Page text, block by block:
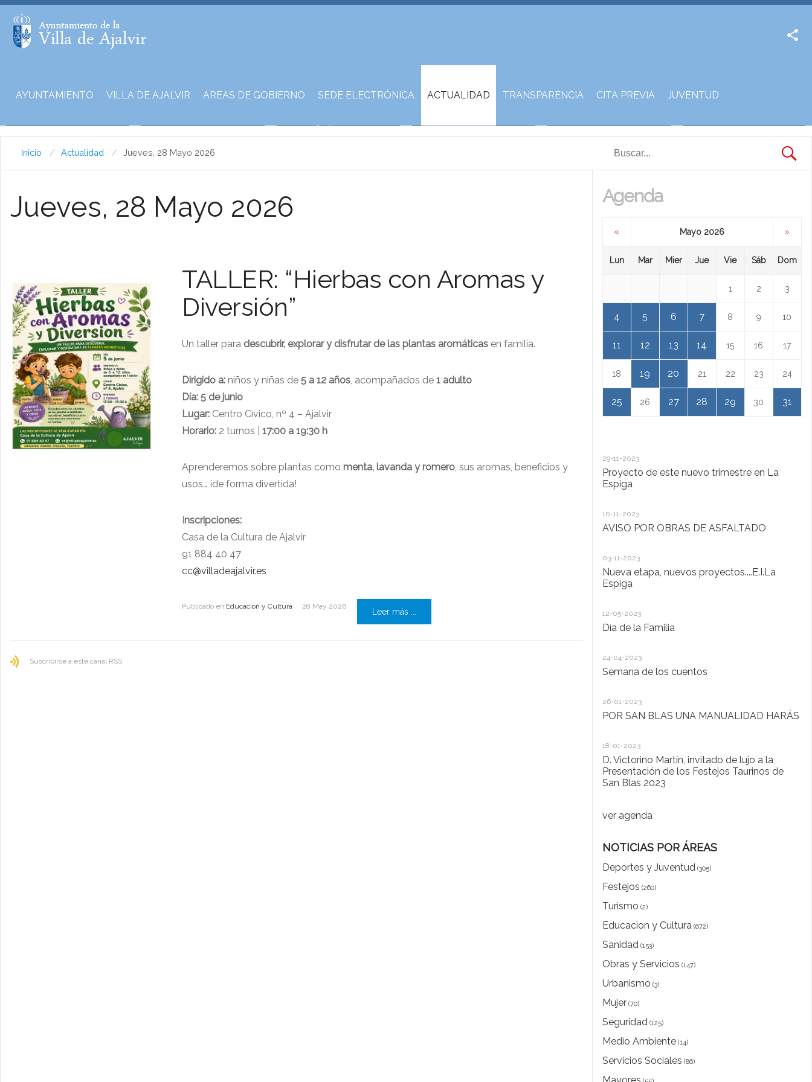
AYUNTAMIENTO VILLA DE AJALVIR AREAS DE GOBIERNO SEDE ELECTRÓNICA ACTUALIDAD TRANSPARENCIA CITA PREVIA JUVENTUD
Inicio Actualidad Jueves, 28 Mayo 2026
Jueves, 28 Mayo 2026
TALLER: “Hierbas con Aromas y
Diversión”
Un taller para descubrir, explorar y disfrutar de las plantas aromáticas en familia.
Dirigido a: niños y niñas de5 a 12 años, acompañados de1 adulto
Día: 5 de junio
Lugar: Centro Cívico, nº 4 – Ajalvir
Horario: 2 turnos |17:00 a 19:30 h
Aprenderemos sobre plantas como menta, lavanda y romero, sus aromas, beneficios y
usos… ¡de forma divertida!
Inscripciones:
Casa de la Cultura de Ajalvir
91 884 40 47
cc@villadeajalvir.es
Publicado en Educacion y Cultura 28 May 2026
Leer más ...
Suscribirse a este canal RSS
Agenda
« Mayo 2026 »
Lun Mar Mier Jue Vie Sáb Dom
1 2 3
4 5 6 7 8 9 10
11 12 13 14 15 16 17
18 19 20 21 22 23 24
25 26 27 28 29 30 31
29-11-2023
Proyecto de este nuevo trimestre en La
Espiga
10-11-2023
AVISO POR OBRAS DE ASFALTADO
03-11-2023
Nueva etapa, nuevos proyectos....E.I.La
Espiga
12-05-2023
Día de la Familia
24-04-2023
Semana de los cuentos
26-01-2023
POR SAN BLAS UNA MANUALIDAD HARÁS
18-01-2023
D. Victorino Martín, invitado de lujo a la
Presentación de los Festejos Taurinos de
San Blas 2023
ver agenda
NOTICIAS POR ÁREAS
Deportes y Juventud(305)
Festejos (260)
Turismo (2)
Educacion y Cultura(672)
Sanidad(153)
Obras y Servicios (147)
Urbanismo (3)
Mujer(70)
Seguridad(125)
Medio Ambiente(14)
Servicios Sociales (86)